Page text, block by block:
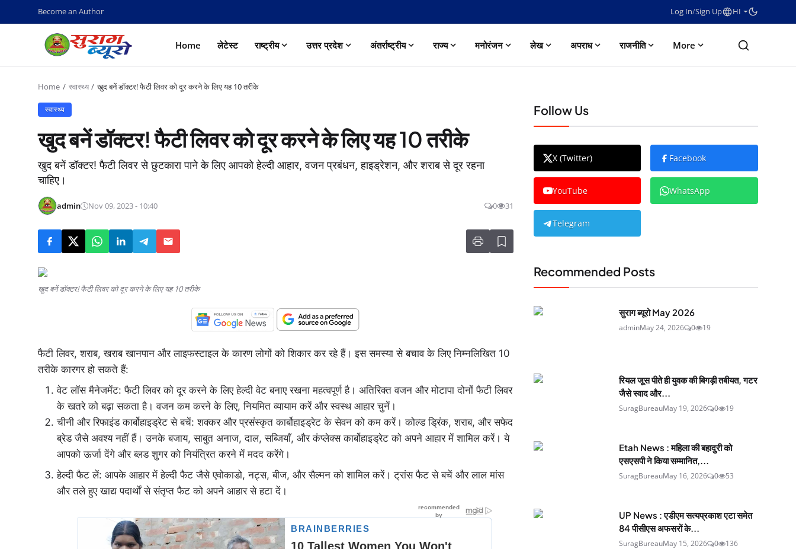
Become an Author Log In/Sign Up HI
Home लेटेस्ट राष्ट्रीय उत्तर प्रदेश अंतर्राष्ट्रीय राज्य मनोरंजन लेख अपराध राजनीति More
Home स्वास्थ्य खुद बनें डॉक्टर! फैटी लिवर को दूर करने के लिए यह 10 तरीके
स्वास्थ्य
खुद बनें डॉक्टर! फैटी लिवर को दूर करने के लिए यह 10 तरीके
खुद बनें डॉक्टर! फैटी लिवर से छुटकारा पाने के लिए आपको हेल्दी आहार, वजन प्रबंधन, हाइड्रेशन, और शराब से दूर रहना
चाहिए।
admin Nov 09, 2023 - 10:40 0 31
खुद बनें डॉक्टर! फैटी लिवर को दूर करने के लिए यह 10 तरीके
फैटी लिवर, शराब, खराब खानपान और लाइफस्टाइल के कारण लोगों को शिकार कर रहे हैं। इस समस्या से बचाव के लिए निम्नलिखित 10
तरीके कारगर हो सकते हैं:
वेट लॉस मैनेजमेंट: फैटी लिवर को दूर करने के लिए हेल्दी वेट बनाए रखना महत्वपूर्ण है। अतिरिक्त वजन और मोटापा दोनों फैटी लिवर
के खतरे को बढ़ा सकता है। वजन कम करने के लिए, नियमित व्यायाम करें और स्वस्थ आहार चुनें।
चीनी और रिफाइंड कार्बोहाइड्रेट से बचें: शक्कर और प्रसंस्कृत कार्बोहाइड्रेट के सेवन को कम करें। कोल्ड ड्रिंक, शराब, और सफेद
ब्रेड जैसे अवश्य नहीं हैं। उनके बजाय, साबुत अनाज, दाल, सब्जियाँ, और कंप्लेक्स कार्बोहाइड्रेट को अपने आहार में शामिल करें। ये
आपको ऊर्जा देंगे और ब्लड शुगर को नियंत्रित करने में मदद करेंगे।
हेल्दी फैट लें: आपके आहार में हेल्दी फैट जैसे एवोकाडो, नट्स, बीज, और सैल्मन को शामिल करें। ट्रांस फैट से बचें और लाल मांस
और तले हुए खाद्य पदार्थों से संतृप्त फैट को अपने आहार से हटा दें।
Follow Us
X (Twitter) Facebook
YouTube WhatsApp
Telegram
Recommended Posts
सुराग ब्यूरो May 2026
adminMay 24, 2026 0 19
रियल जूस पीते ही युवक की बिगड़ी तबीयत, गटर
जैसे स्वाद और...
SuragBureauMay 19, 2026 0 19
Etah News : महिला की बहादुरी को
एसएसपी ने किया सम्मानित,...
SuragBureauMay 16, 2026 0 53
UP News : एडीएम सत्यप्रकाश एटा समेत
84 पीसीएस अफसरों के...
SuragBureauMay 15, 2026 0 136